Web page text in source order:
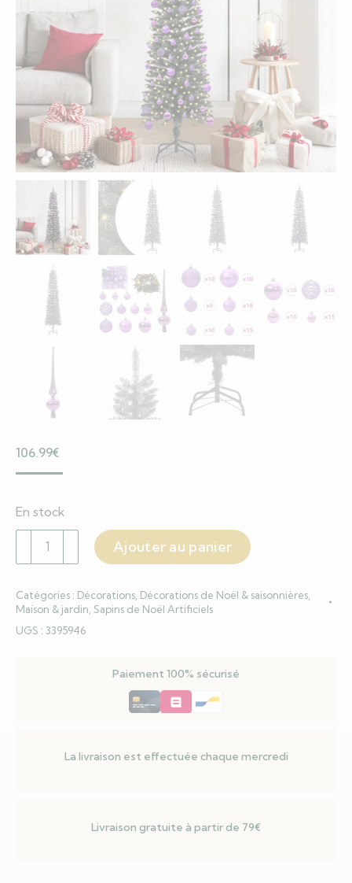
106.99€
En stock
quantité
de
Noël
artificiel
Ajouter au panier
Catégories : Décorations Décorations de Noël & saisonnières
Maison & jardin Sapins de Noël Artificiels
UGS : 3395946
Paiement 100% sécurisé
La livraison est effectuée chaque mercredi
Livraison gratuite à partir de 79€